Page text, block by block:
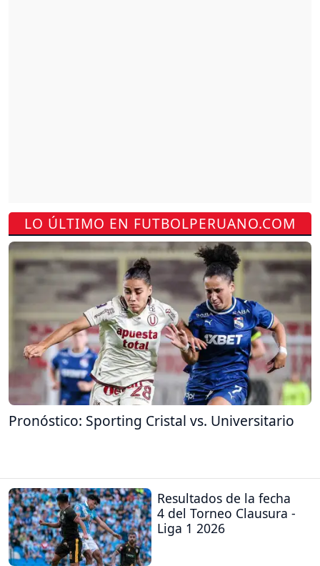
LO ÚLTIMO EN FUTBOLPERUANO.COM
Pronóstico: Sporting Cristal vs. Universitario
Resultados de la fecha
4 del Torneo Clausura -
Liga 1 2026